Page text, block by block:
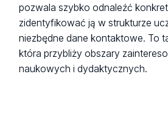
pozwala szybko odnaleźć
zidentyfikować ją w strukturze
niezbędne dane kontaktowe. To
która przybliży obszary
naukowych i dydaktycznych.